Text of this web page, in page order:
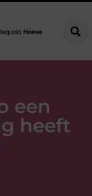
een
heeft